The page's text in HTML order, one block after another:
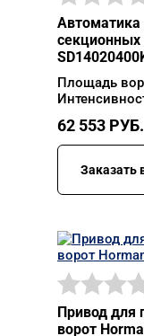
секционных
Площадь
62 553 РУБ.
Заказать
Привод для
ворот